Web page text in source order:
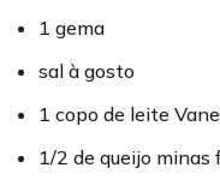
1 gema
sal à gosto
1 copo de leite
1/2 de queijo minas